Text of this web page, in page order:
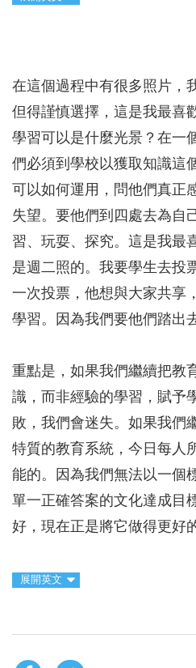
在這個過程中有很多照片，
但得謹慎選擇，這是我最喜
學習可以是什麼光景？在一
們必須到學校以獲取知識這
可以如何運用，問他們真正
失望。要他們到四處去為自
習、玩耍、探究。這是我最
是週二照的。我要學生去投
一次投票，他想與大家共享
學習。因為我們要他們踏出
重點是，如果我們繼續把教
識，而非經驗的學習，賦予
敗，我們會迷失。如果我們
特質的教育系統，今日每人
能的。因為我們無法以一個
單一正確答案的文化達成目
好，現在正是將它做得更好
展開英文